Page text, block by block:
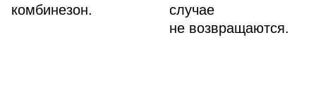
комбинезон.
случае
не возвращаются.